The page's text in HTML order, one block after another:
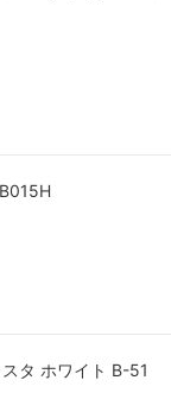
タ ホワイト B-51